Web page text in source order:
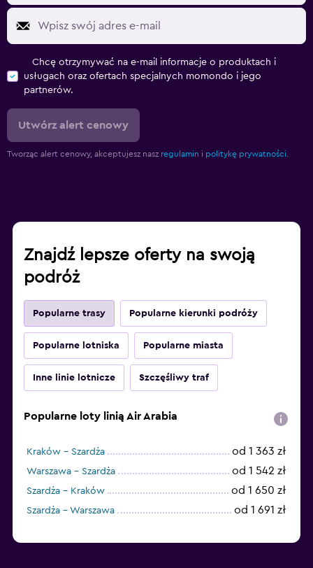
Chcę otrzymywać na e-mail informacje o produktach i
usługach oraz ofertach specjalnych momondo i jego
partnerów.
Utwórz alert cenowy
Tworząc alert cenowy, akceptujesz nasz regulamin i politykę prywatności.
Znajdź lepsze oferty na swoją
podróż
Popularne trasy Popularne kierunki podróży
Popularne lotniska Popularne miasta
Inne linie lotnicze Szczęśliwy traf
Popularne loty linią Air Arabia
Kraków - Szardża od 1 363 zł
Warszawa - Szardża od 1 542 zł
Szardża - Kraków od 1 650 zł
Szardża - Warszawa od 1 691 zł